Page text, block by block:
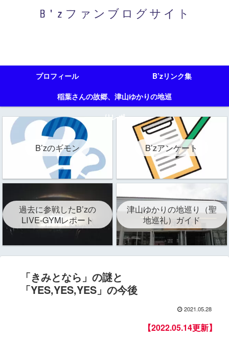
プロフィール
B’zリンク集
稲葉さんの故郷、津山ゆかりの地巡
りレポ
B’zのギモン B’zアンケート
過去に参戦したB’zの
LIVE-GYMレポート
津山ゆかりの地巡り（聖
地巡礼）ガイド
「きみとなら」の謎と
「YES,YES,YES」の今後
2021.05.28
【2022.05.14更新】